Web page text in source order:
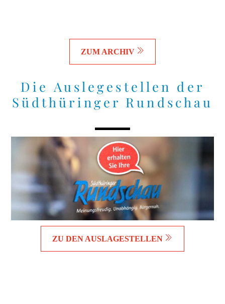
ZUM ARCHIV
Die Auslegestellen der
Südthüringer Rundschau
ZU DEN AUSLAGESTELLEN